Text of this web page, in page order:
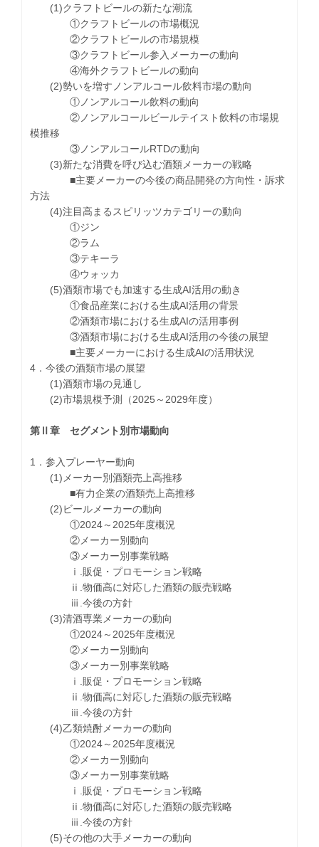
(1)クラフトビールの新たな潮流
①クラフトビールの市場概況
②クラフトビールの市場規模
③クラフトビール参入メーカーの動向
④海外クラフトビールの動向
(2)勢いを増すノンアルコール飲料市場の動向
①ノンアルコール飲料の動向
②ノンアルコールビールテイスト飲料の市場規
模推移
③ノンアルコールRTDの動向
(3)新たな消費を呼び込む酒類メーカーの戦略
■主要メーカーの今後の商品開発の方向性・訴求
方法
(4)注目高まるスピリッツカテゴリーの動向
①ジン
②ラム
③テキーラ
④ウォッカ
(5)酒類市場でも加速する生成AI活用の動き
①食品産業における生成AI活用の背景
②酒類市場における生成AIの活用事例
③酒類市場における生成AI活用の今後の展望
■主要メーカーにおける生成AIの活用状況
4．今後の酒類市場の展望
(1)酒類市場の見通し
(2)市場規模予測（2025～2029年度）
第Ⅱ章 セグメント別市場動向
1．参入プレーヤー動向
(1)メーカー別酒類売上高推移
■有力企業の酒類売上高推移
(2)ビールメーカーの動向
①2024～2025年度概況
②メーカー別動向
③メーカー別事業戦略
ⅰ.販促・プロモーション戦略
ⅱ.物価高に対応した酒類の販売戦略
ⅲ.今後の方針
(3)清酒専業メーカーの動向
①2024～2025年度概況
②メーカー別動向
③メーカー別事業戦略
ⅰ.販促・プロモーション戦略
ⅱ.物価高に対応した酒類の販売戦略
ⅲ.今後の方針
(4)乙類焼酎メーカーの動向
①2024～2025年度概況
②メーカー別動向
③メーカー別事業戦略
ⅰ.販促・プロモーション戦略
ⅱ.物価高に対応した酒類の販売戦略
ⅲ.今後の方針
(5)その他の大手メーカーの動向